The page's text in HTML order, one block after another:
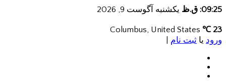
09:25: ق.ظ یکشنبه آگوست 9, 2026
23 ℃
ورود یا ثبت نام